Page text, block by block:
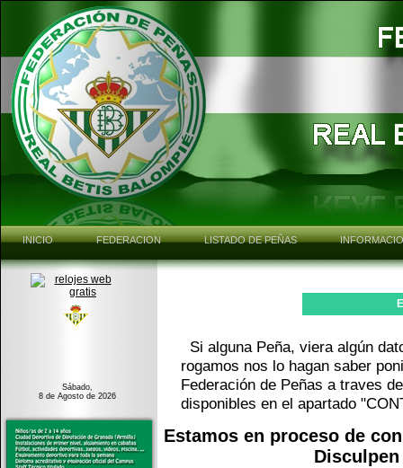
INICIO FEDERACION LISTADO DE PEÑAS
Sábado,
8 de Agosto de 2026
Si alguna Peña, viera algún
rogamos nos lo hagan saber
Federación de Peñas a traves
disponibles en el apartado
Estamos en proceso de